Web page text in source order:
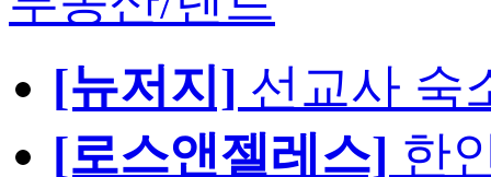
[뉴저지] 선교사 숙
[로스앤젤레스] 한